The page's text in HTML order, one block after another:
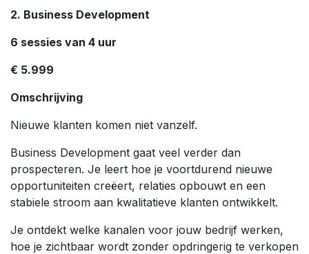
2. Business Development
6 sessies van 4 uur
€ 5.999
Omschrijving
Nieuwe klanten komen niet vanzelf.
Business Development gaat veel verder dan
prospecteren. Je leert hoe je voortdurend nieuwe
opportuniteiten creëert, relaties opbouwt en een
stabiele stroom aan kwalitatieve klanten ontwikkelt.
Je ontdekt welke kanalen voor jouw bedrijf werken,
hoe je zichtbaar wordt zonder opdringerig te verkopen